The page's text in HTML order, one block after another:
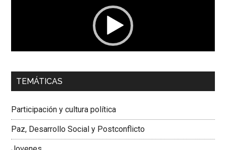
00:00 01:04
Dra. Carolina Corcho Mejía,Presidenta Corporación
Colombiana
TEMÁTICAS
Participación y cultura política
Paz, Desarrollo Social y Postconflicto